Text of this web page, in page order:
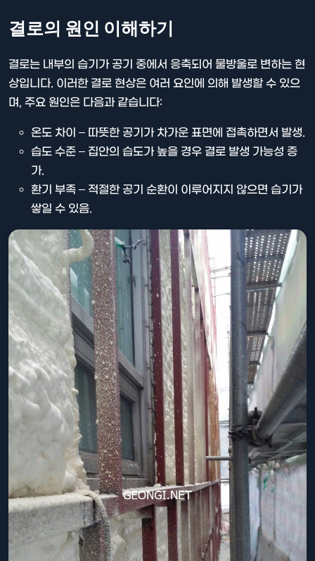
결로의 원인 이해하기
결로는 내부의 습기가 공기 중에서 응축되어 물방울로 변하는 현
상입니다. 이러한 결로 현상은 여러 요인에 의해 발생할 수 있으
며, 주요 원인은 다음과 같습니다:
온도 차이 – 따뜻한 공기가 차가운 표면에 접촉하면서 발생.
습도 수준 – 집안의 습도가 높을 경우 결로 발생 가능성 증
가.
환기 부족 – 적절한 공기 순환이 이루어지지 않으면 습기가
쌓일 수 있음.